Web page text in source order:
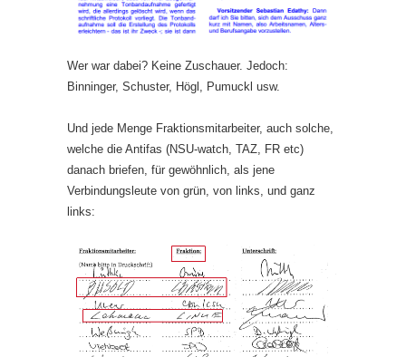
Wer war dabei? Keine Zuschauer. Jedoch:
Binninger, Schuster, Högl, Pumuckl usw.
Und jede Menge Fraktionsmitarbeiter, auch solche,
welche die Antifas (NSU-watch, TAZ, FR etc)
danach briefen, für gewöhnlich, als jene
Verbindungsleute von grün, von links, und ganz
links: